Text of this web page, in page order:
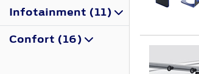
Infotainment (11)
Confort (16)